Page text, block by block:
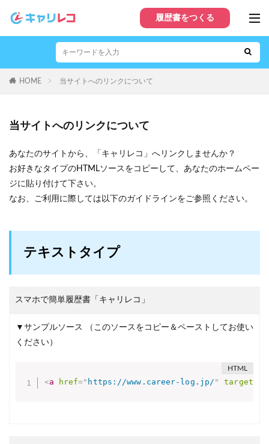
履歴書をつくる
HOME 当サイトへのリンクについて
当サイトへのリンクについて
あなたのサイトから、「キャリレコ」へリンクしませんか？
お好きなタイプのHTMLソースをコピーして、あなたのホームペー
ジに貼り付けて下さい。
なお、ご利用に際しては以下のガイドラインをご参照ください。
テキストタイプ
スマホで簡単履歴書「キャリレコ」
▼サンプルソース
（このソースをコピー＆ペーストしてお使い
ください）
<a href=" https://www.career-log.jp/ " target